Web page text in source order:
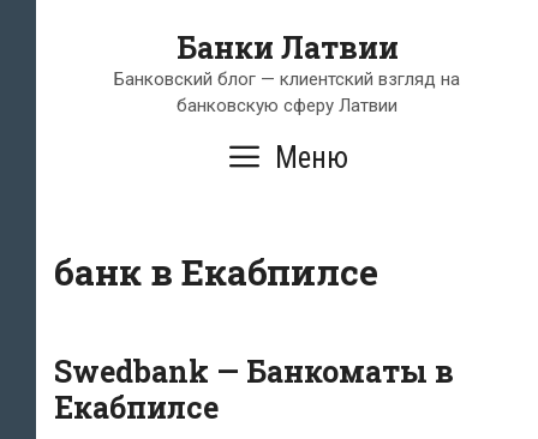
содержимому
Банки Латвии
Банковский блог — клиентский взгляд на
банковскую сферу Латвии
Меню
банк в Екабпилсе
Swedbank — Банкоматы в
Екабпилсе